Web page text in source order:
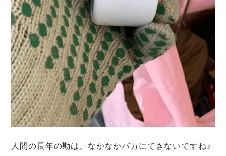
人間の長年の勘は、なかなかバカにできないですね♪